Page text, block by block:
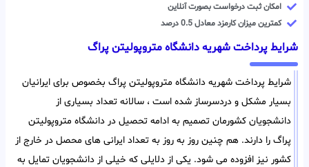
امکان ثبت درخواست بصورت آنلاین
کمترین میزان کارمزد معادل 0.5 درصد
شرایط پرداخت شهریه دانشگاه متروپولیتن پراگ
شرایط پرداخت شهریه دانشگاه متروپولیتن پراگ بخصوص برای ایرانیان
بسیار مشکل و دردسرساز شده است ، سالانه تعداد بسیاری از
دانشجویان کشورمان تصمیم به ادامه تحصیل در دانشگاه متروپولیتن
پراگ را دارند. هم چنین روز به روز به تعداد ایرانی های محصل در خارج از
کشور نیز افزوده می شود. یکی از دلایلی که خیلی از دانشجویان تمایل به